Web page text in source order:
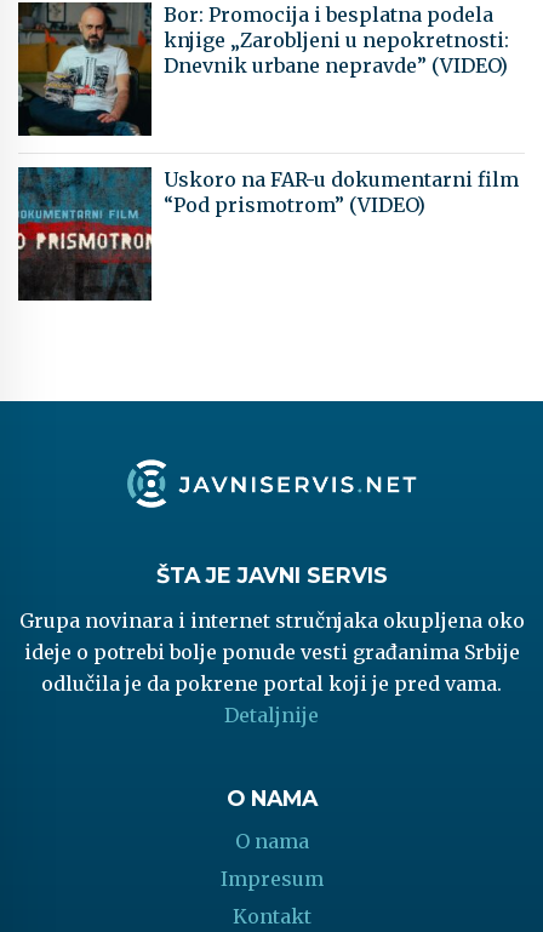
Bor: Promocija i besplatna podela
knjige „Zarobljeni u nepokretnosti:
Dnevnik urbane nepravde” (VIDEO)
Uskoro na FAR-u dokumentarni film
“Pod prismotrom” (VIDEO)
ŠTA JE JAVNI SERVIS
Grupa novinara i internet stručnjaka okupljena oko
ideje o potrebi bolje ponude vesti građanima Srbije
odlučila je da pokrene portal koji je pred vama.
Detaljnije
O NAMA
O nama
Impresum
Kontakt